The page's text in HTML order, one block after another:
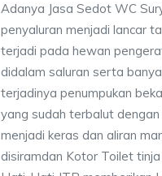
Adanya Jasa Sedot WC
penyaluran menjadi lancar
terjadi pada hewan
didalam saluran serta
terjadinya penumpukan
yang sudah terbalut
menjadi keras dan aliran
disiramdan Kotor Toilet